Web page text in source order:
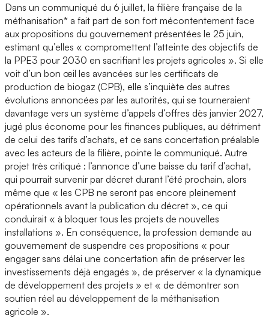
Dans un communiqué du 6 juillet, la filière française de la
méthanisation* a fait part de son fort mécontentement face
aux propositions du gouvernement présentées le 25 juin,
estimant qu’elles « compromettent l’atteinte des objectifs de
la PPE3 pour 2030 en sacrifiant les projets agricoles ». Si elle
voit d’un bon œil les avancées sur les certificats de
production de biogaz (CPB), elle s’inquiète des autres
évolutions annoncées par les autorités, qui se tourneraient
davantage vers un système d’appels d’offres dès janvier 2027,
jugé plus économe pour les finances publiques, au détriment
de celui des tarifs d’achats, et ce sans concertation préalable
avec les acteurs de la filière, pointe le communiqué. Autre
projet très critiqué : l’annonce d’une baisse du tarif d’achat,
qui pourrait survenir par décret durant l’été prochain, alors
même que « les CPB ne seront pas encore pleinement
opérationnels avant la publication du décret », ce qui
conduirait « à bloquer tous les projets de nouvelles
installations ». En conséquence, la profession demande au
gouvernement de suspendre ces propositions « pour
engager sans délai une concertation afin de préserver les
investissements déjà engagés », de préserver « la dynamique
de développement des projets » et « de démontrer son
soutien réel au développement de la méthanisation
agricole ».